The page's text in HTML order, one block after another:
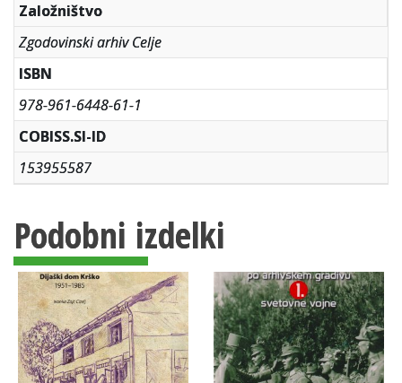
Založništvo
Zgodovinski arhiv Celje
ISBN
978-961-6448-61-1
COBISS.SI-ID
153955587
Podobni izdelki